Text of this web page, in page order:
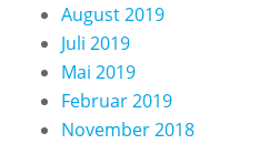
August 2019
Juli 2019
Mai 2019
Februar 2019
November 2018